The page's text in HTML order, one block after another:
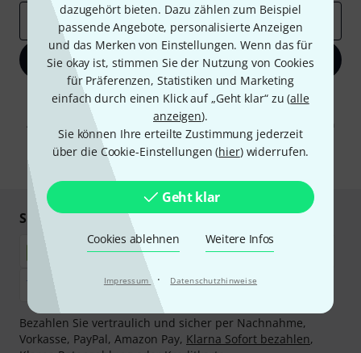
dazugehört bieten. Dazu zählen zum Beispiel
passende Angebote, personalisierte Anzeigen
und das Merken von Einstellungen. Wenn das für
Sie okay ist, stimmen Sie der Nutzung von Cookies
für Präferenzen, Statistiken und Marketing
einfach durch einen Klick auf „Geht klar“ zu (alle
anzeigen).
Sie können Ihre erteilte Zustimmung jederzeit
über die Cookie-Einstellungen (hier) widerrufen.
Geht klar
Cookies ablehnen Weitere Infos
Impressum · Datenschutzhinweise
E-Mail-Adresse *
Jetzt anmelden
Mit Klick auf „Jetzt anmelden“ stimmen Sie dem Erhalt von E-Mail-
Werbung und einer Messung des E-Mail-Nutzungsverhaltens zu. Die
Abmeldung ist jederzeit möglich. Weitere Informationen finden Sie in
unserenDatenschutzhinweisen.
* Pflichtfeld
Sicher einkaufen & bezahlen
Bezahlen Sie vertraulich und sicher per Nachnahme,
Vorkasse, PayPal, Amazon Pay, Klarna Sofort bezahlen,